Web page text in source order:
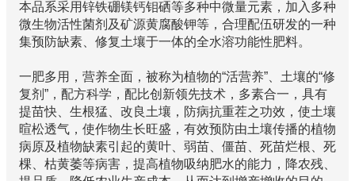
本品系采用锌铁硼镁钙钼硒等多种中微量元素，加入多种
微生物活性菌剂及矿源黄腐酸钾等，合理配伍研发的一种
集预防缺素、修复土壤于一体的全水溶功能性肥料。
一肥多用，营养全面，被称为植物的“活营养”、土壤的“修
复剂”，配方科学，配比创新领先技术，多素合一，具有
提苗快、生根猛、改良土壤，防病抗重茬之功效，使土壤
暄松透气，使作物生长旺盛，有效预防由土壤传播的植物
病原及植物缺素引起的黄叶、弱苗、僵苗、死苗烂根、死
棵、枯黄萎等病害，提高植物吸纳肥水的能力，降农残、